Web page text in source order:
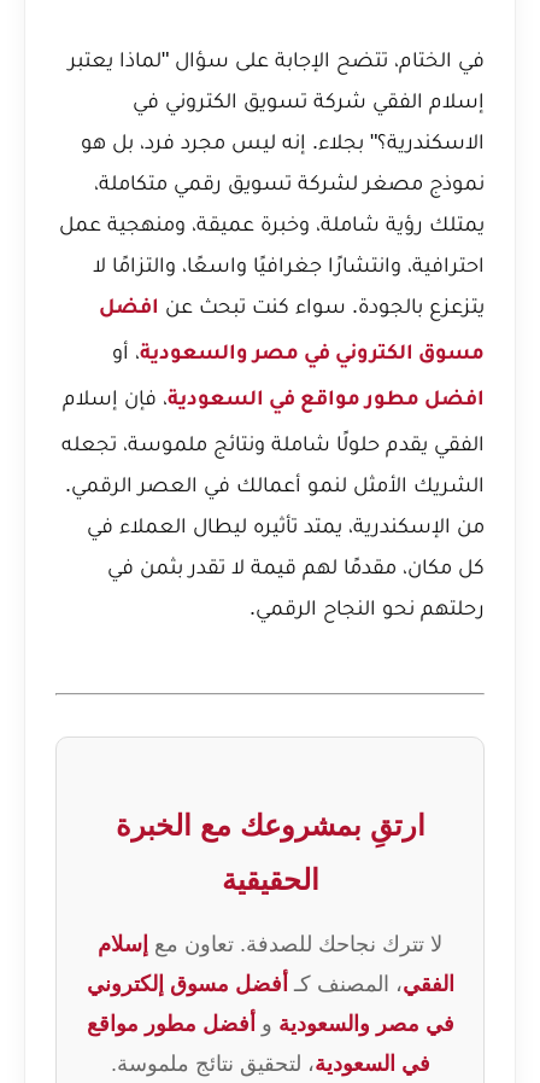
في الختام، تتضح الإجابة على سؤال "لماذا يعتبر
إسلام الفقي شركة تسويق الكتروني في
الاسكندرية؟" بجلاء. إنه ليس مجرد فرد، بل هو
نموذج مصغر لشركة تسويق رقمي متكاملة،
يمتلك رؤية شاملة، وخبرة عميقة، ومنهجية عمل
احترافية، وانتشارًا جغرافيًا واسعًا، والتزامًا لا
يتزعزع بالجودة. سواء كنت تبحث عن افضل
مسوق الكتروني في مصر والسعودية، أو
افضل مطور مواقع في السعودية، فإن إسلام
الفقي يقدم حلولًا شاملة ونتائج ملموسة، تجعله
الشريك الأمثل لنمو أعمالك في العصر الرقمي.
من الإسكندرية، يمتد تأثيره ليطال العملاء في
كل مكان، مقدمًا لهم قيمة لا تقدر بثمن في
رحلتهم نحو النجاح الرقمي.
ارتقِ بمشروعك مع الخبرة
الحقيقية
لا تترك نجاحك للصدفة. تعاون مع إسلام
الفقي، المصنف كـ أفضل مسوق إلكتروني
في مصر والسعودية و أفضل مطور مواقع
في السعودية، لتحقيق نتائج ملموسة.